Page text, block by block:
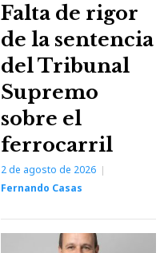
Falta de rigor
de la sentencia
del Tribunal
Supremo
sobre el
ferrocarril
2 de agosto de 2026
Fernando Casas